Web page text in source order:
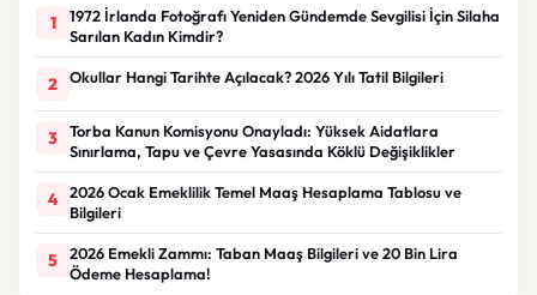
1
1972 İrlanda Fotoğrafı Yeniden Gündemde Sevgilisi İçin Silaha
Sarılan Kadın Kimdir?
2 Okullar Hangi Tarihte Açılacak? 2026 Yılı Tatil Bilgileri
3
Torba Kanun Komisyonu Onayladı: Yüksek Aidatlara
Sınırlama, Tapu ve Çevre Yasasında Köklü Değişiklikler
4
2026 Ocak Emeklilik Temel Maaş Hesaplama Tablosu ve
Bilgileri
5
2026 Emekli Zammı: Taban Maaş Bilgileri ve 20 Bin Lira
Ödeme Hesaplama!